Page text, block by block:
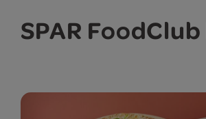
SPAR FoodClub